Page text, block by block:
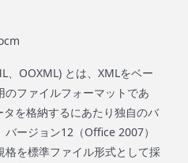
OOXML) とは、XMLをベー
ファイルフォーマットであ
を格納するにあたり独自のバ
ージョン12（Office 2007）
格を標準ファイル形式として採